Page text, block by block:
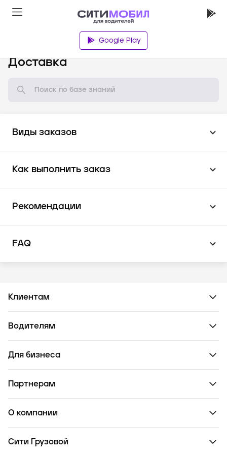
Google Play
Доставка
Виды заказов
Как выполнить заказ
Рекомендации
FAQ
Клиентам
Водителям
Для бизнеса
Партнерам
О компании
Сити Грузовой